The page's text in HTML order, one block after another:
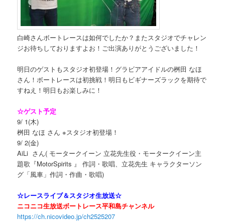
白崎さんボートレースは如何でしたか？またスタジオでチャレン
ジお待ちしておりますよお！ご出演ありがとうございました！
明日のゲストもスタジオ初登場！グラビアアイドルの桝田 なほ
さん！ボートレースは初挑戦！明日もビギナーズラックを期待で
すねえ！明日もお楽しみに！
☆ゲスト予定
9/ 1(木)
桝田 なほ さん ※スタジオ初登場！
9/ 2(金)
AiLi さん( モータークイーン 立花先生役・モータークイーン主
題歌『MotorSpirits 』 作詞・歌唱、立花先生 キャラクターソン
グ「風車」作詞・作曲・歌唱)
☆レースライブ＆スタジオ生放送☆
ニコニコ生放送ボートレース平和島チャンネル
https://ch.nicovideo.jp/ch2525207